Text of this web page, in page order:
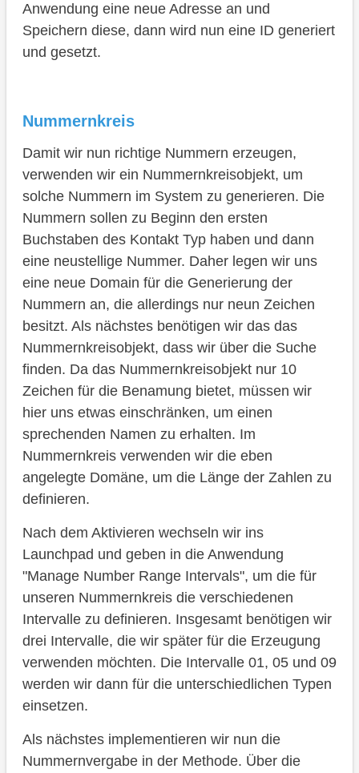
Anwendung eine neue Adresse an und
Speichern diese, dann wird nun eine ID generiert
und gesetzt.
Nummernkreis
Damit wir nun richtige Nummern erzeugen,
verwenden wir ein Nummernkreisobjekt, um
solche Nummern im System zu generieren. Die
Nummern sollen zu Beginn den ersten
Buchstaben des Kontakt Typ haben und dann
eine neustellige Nummer. Daher legen wir uns
eine neue Domain für die Generierung der
Nummern an, die allerdings nur neun Zeichen
besitzt. Als nächstes benötigen wir das das
Nummernkreisobjekt, dass wir über die Suche
finden. Da das Nummernkreisobjekt nur 10
Zeichen für die Benamung bietet, müssen wir
hier uns etwas einschränken, um einen
sprechenden Namen zu erhalten. Im
Nummernkreis verwenden wir die eben
angelegte Domäne, um die Länge der Zahlen zu
definieren.
Nach dem Aktivieren wechseln wir ins
Launchpad und geben in die Anwendung
"Manage Number Range Intervals", um die für
unseren Nummernkreis die verschiedenen
Intervalle zu definieren. Insgesamt benötigen wir
drei Intervalle, die wir später für die Erzeugung
verwenden möchten. Die Intervalle 01, 05 und 09
werden wir dann für die unterschiedlichen Typen
einsetzen.
Als nächstes implementieren wir nun die
Nummernvergabe in der Methode. Über die